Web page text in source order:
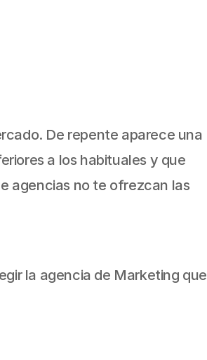
De repente aparece una
a los habituales y que
agencias no te ofrezcan las
la agencia de Marketing que